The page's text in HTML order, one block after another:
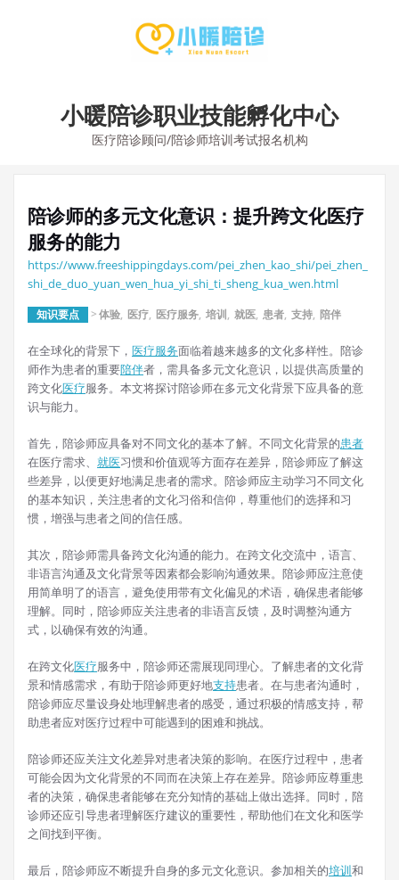
小暖陪诊职业技能孵化中心
医疗陪诊顾问/陪诊师培训考试报名机构
陪诊师的多元文化意识：提升跨文化医疗
服务的能力
https://www.freeshippingdays.com/pei_zhen_kao_shi/pei_zhen_
shi_de_duo_yuan_wen_hua_yi_shi_ti_sheng_kua_wen.html
知识要点 >体验, 医疗, 医疗服务, 培训, 就医, 患者, 支持, 陪伴
在全球化的背景下， 医疗服务面临着越来越多的文化多样性。陪诊
师作为患者的重要陪伴者，需具备多元文化意识，以提供高质量的
跨文化医疗服务。本文将探讨陪诊师在多元文化背景下应具备的意
识与能力。
首先，陪诊师应具备对不同文化的基本了解。不同文化背景的患者
在医疗需求、 就医习惯和价值观等方面存在差异，陪诊师应了解这
些差异，以便更好地满足患者的需求。陪诊师应主动学习不同文化
的基本知识，关注患者的文化习俗和信仰，尊重他们的选择和习
惯，增强与患者之间的信任感。
其次，陪诊师需具备跨文化沟通的能力。在跨文化交流中，语言、
非语言沟通及文化背景等因素都会影响沟通效果。陪诊师应注意使
用简单明了的语言，避免使用带有文化偏见的术语，确保患者能够
理解。同时，陪诊师应关注患者的非语言反馈，及时调整沟通方
式，以确保有效的沟通。
在跨文化医疗服务中，陪诊师还需展现同理心。了解患者的文化背
景和情感需求，有助于陪诊师更好地支持患者。在与患者沟通时，
陪诊师应尽量设身处地理解患者的感受，通过积极的情感支持，帮
助患者应对医疗过程中可能遇到的困难和挑战。
陪诊师还应关注文化差异对患者决策的影响。在医疗过程中，患者
可能会因为文化背景的不同而在决策上存在差异。陪诊师应尊重患
者的决策，确保患者能够在充分知情的基础上做出选择。同时，陪
诊师还应引导患者理解医疗建议的重要性，帮助他们在文化和医学
之间找到平衡。
最后，陪诊师应不断提升自身的多元文化意识。参加相关的培训和